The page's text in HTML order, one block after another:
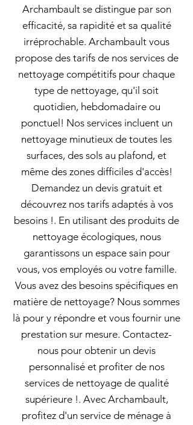
Archambault se distingue par son
efficacité, sa rapidité et sa qualité
irréprochable. Archambault vous
propose des tarifs de nos services de
nettoyage compétitifs pour chaque
type de nettoyage, qu'il soit
quotidien, hebdomadaire ou
ponctuel! Nos services incluent un
nettoyage minutieux de toutes les
surfaces, des sols au plafond, et
même des zones difficiles d'accès!
Demandez un devis gratuit et
découvrez nos tarifs adaptés à vos
besoins !. En utilisant des produits de
nettoyage écologiques, nous
garantissons un espace sain pour
vous, vos employés ou votre famille.
Vous avez des besoins spécifiques en
matière de nettoyage? Nous sommes
là pour y répondre et vous fournir une
prestation sur mesure. Contactez-
nous pour obtenir un devis
personnalisé et profiter de nos
services de nettoyage de qualité
supérieure !. Avec Archambault,
profitez d'un service de ménage à